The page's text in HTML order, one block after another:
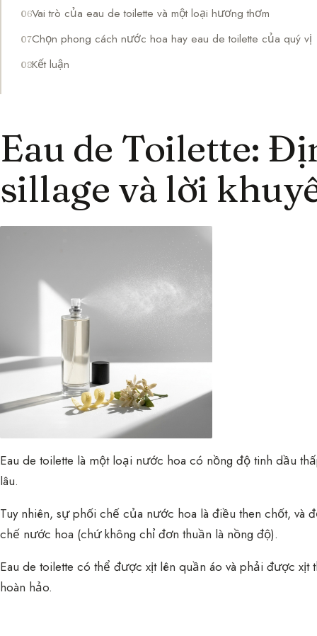
Vai trò của eau de toilette và một loại hương thơm
Chọn phong cách nước hoa hay eau de toilette của quý vị
Kết luận
Eau de Toilette:
sillage và lời
Eau de toilette là một loại nước hoa có nồng độ tinh dầu
lâu.
Tuy nhiên, sự phối chế của nước hoa là điều then chốt, và
chế nước hoa (chứ không chỉ đơn thuần là nồng độ).
Eau de toilette có thể được xịt lên quần áo và phải được
hoàn hảo.